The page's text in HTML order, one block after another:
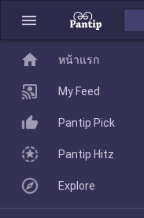
menu
home
Pantip Pick
home หน้าแรก
My Feed
Pantip Pick
Pantip Hitz
Explore